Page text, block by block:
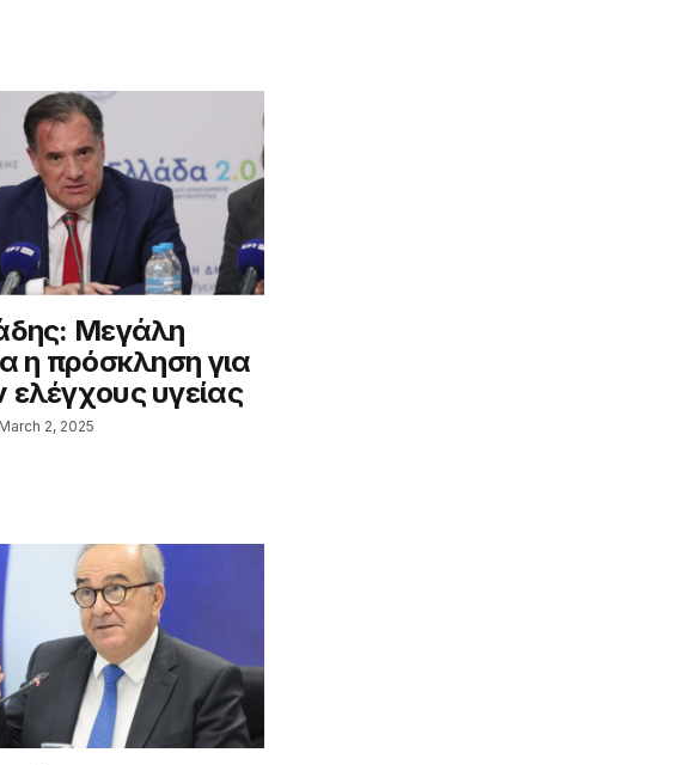
Μεγάλη
η πρόσκληση για
υγείας
March 2, 2025